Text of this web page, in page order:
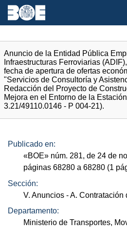
Anuncio de la Entidad Pública
Infraestructuras Ferroviarias
fecha de apertura de ofertas
"Servicios de Consultoría y
Redacción del Proyecto de
Mejora en el Entorno de la
3.21/49110.0146 - P 004-21).
Publicado en:
«BOE» núm. 281, de 24 de
páginas 68280 a 68280 (1
Sección:
V. Anuncios - A. Contratación
Departamento:
Ministerio de Transportes,